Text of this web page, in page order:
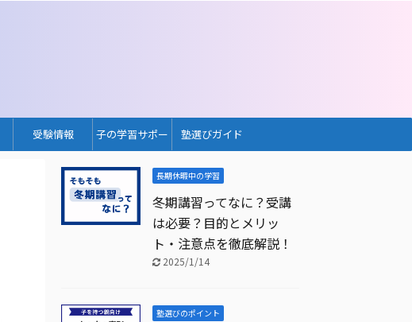
受験情報 子の学習サポー
ト
塾選びガイド
長期休暇中の学習
冬期講習ってなに？受講
は必要？目的とメリッ
ト・注意点を徹底解説！
2025/1/14
塾選びのポイント